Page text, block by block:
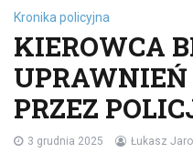
Kronika policyjna
KIEROWCA
PRZEZ
3 grudnia 2025 Łukasz